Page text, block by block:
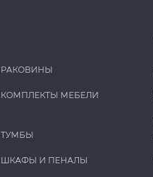
РАКОВИНЫ
КОМПЛЕКТЫ МЕБЕЛИ
ТУМБЫ
ШКАФЫ И ПЕНАЛЫ